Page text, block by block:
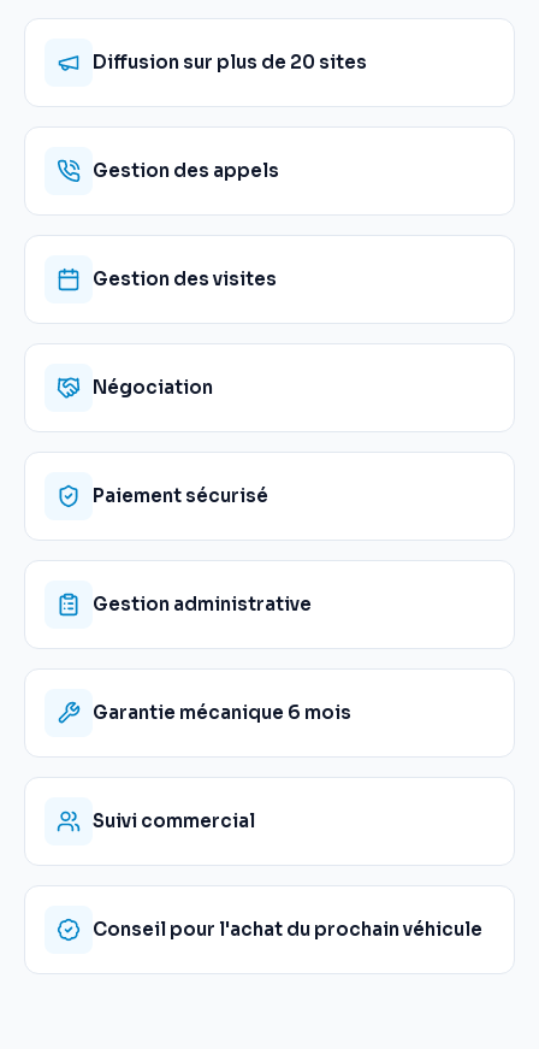
Diffusion sur plus de 20 sites
Gestion des appels
Gestion des visites
Négociation
Paiement sécurisé
Gestion administrative
Garantie mécanique 6 mois
Suivi commercial
Conseil pour l'achat du prochain véhicule